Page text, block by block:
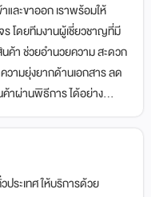
และขาออก เราพร้อมให้
โดยทีมงานผู้เชี่ยวชาญที่มี
ค้า ช่วยอำนวยความ สะดวก
ามยุ่งยากด้านเอกสาร ลด
าผ่านพิธีการ ได้อย่าง
ระเทศ ให้บริการด้วย